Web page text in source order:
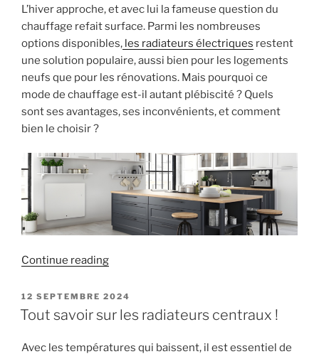
L’hiver approche, et avec lui la fameuse question du
chauffage refait surface. Parmi les nombreuses
options disponibles, les radiateurs électriques restent
une solution populaire, aussi bien pour les logements
neufs que pour les rénovations. Mais pourquoi ce
mode de chauffage est-il autant plébiscité ? Quels
sont ses avantages, ses inconvénients, et comment
bien le choisir ?
Continue reading« Les
électriques :
une
de
POSTED
ON
12 SEPTEMBRE 2024
Tout savoir sur les radiateurs centraux !
Avec les températures qui baissent, il est essentiel de